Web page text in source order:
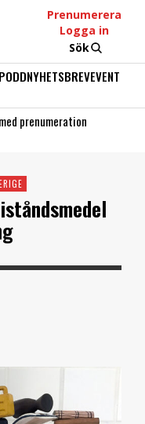
Prenumerera
Logga in
Sök
NYHETSBREVEVENT
prenumeration